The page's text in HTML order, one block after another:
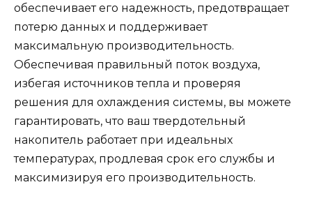
обеспечивает его надежность, предотвращает
потерю данных и поддерживает
максимальную производительность.
Обеспечивая правильный поток воздуха,
избегая источников тепла и проверяя
решения для охлаждения системы, вы можете
гарантировать, что ваш твердотельный
накопитель работает при идеальных
температурах, продлевая срок его службы и
максимизируя его производительность.